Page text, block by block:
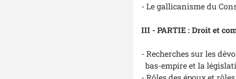
- Le gallicanisme du
III - PARTIE : Droit et
- Recherches sur les
bas-empire et la